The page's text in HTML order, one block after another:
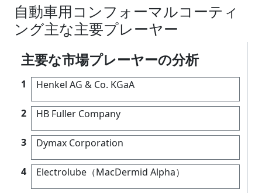
自動車用コンフォーマルコーティ
ング主な主要プレーヤー
主要な市場プレーヤーの分析
1 Henkel AG & Co. KGaA
2 HB Fuller Company
3 Dymax Corporation
4 Electrolube（MacDermid Alpha）